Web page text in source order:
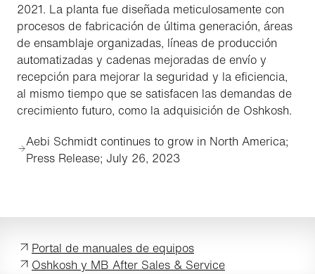
2021. La planta fue diseñada meticulosamente con
procesos de fabricación de última generación, áreas
de ensamblaje organizadas, líneas de producción
automatizadas y cadenas mejoradas de envío y
recepción para mejorar la seguridad y la eficiencia,
al mismo tiempo que se satisfacen las demandas de
crecimiento futuro, como la adquisición de Oshkosh.
Aebi Schmidt continues to grow in North America;
Press Release; July 26, 2023
Portal de manuales de equipos
Oshkosh y MB After Sales & Service